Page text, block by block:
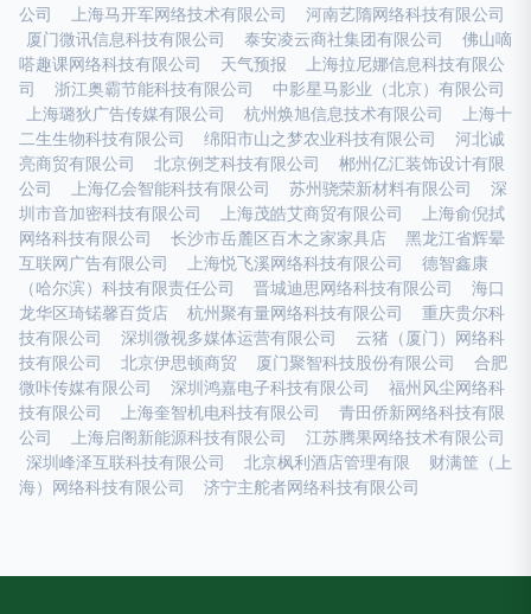
公司
上海马开军网络技术有限公司
河南艺隋网络科技有限公司
厦门微讯信息科技有限公司
泰安凌云商社集团有限公司
佛山嘀
嗒趣课网络科技有限公司
天气预报
上海拉尼娜信息科技有限公
司
浙江奥霸节能科技有限公司
中影星马影业（北京）有限公司
上海璐狄广告传媒有限公司
杭州焕旭信息技术有限公司
上海十
二生生物科技有限公司
绵阳市山之梦农业科技有限公司
河北诚
亮商贸有限公司
北京例芝科技有限公司
郴州亿汇装饰设计有限
公司
上海亿会智能科技有限公司 苏州骁荣新材料有限公司
深
圳市音加密科技有限公司
上海茂皓艾商贸有限公司
上海俞倪拭
网络科技有限公司
长沙市岳麓区百木之家家具店
黑龙江省辉晕
互联网广告有限公司
上海悦飞溪网络科技有限公司
德智鑫康
（哈尔滨）科技有限责任公司
晋城迪思网络科技有限公司
海口
龙华区琦锘馨百货店
杭州聚有量网络科技有限公司
重庆贵尔科
技有限公司
深圳微视多媒体运营有限公司
云猪（厦门）网络科
技有限公司
北京伊思顿商贸 厦门聚智科技股份有限公司
合肥
微咔传媒有限公司
深圳鸿嘉电子科技有限公司
福州风尘网络科
技有限公司
上海奎智机电科技有限公司
青田侨新网络科技有限
公司
上海启阁新能源科技有限公司
江苏腾果网络技术有限公司
深圳峰泽互联科技有限公司
北京枫利酒店管理有限
财满筐（上
海）网络科技有限公司
济宁主舵者网络科技有限公司